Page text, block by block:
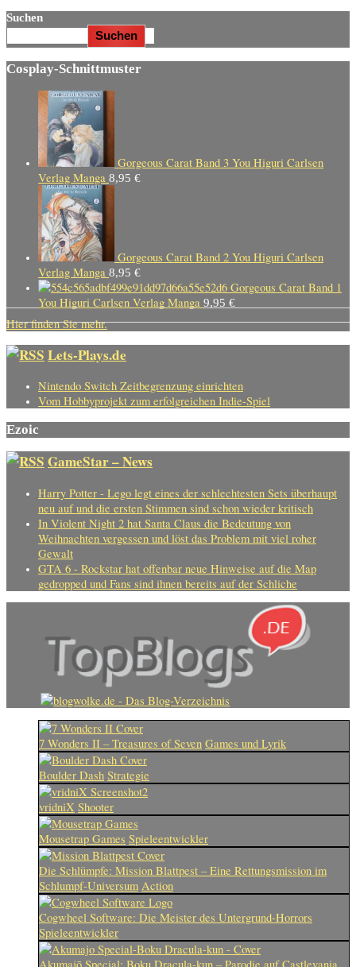
Suchen
Suchen
Cosplay-Schnittmuster
Gorgeous Carat Band 3 You Higuri Carlsen
Verlag Manga 8,95 €
Gorgeous Carat Band 2 You Higuri Carlsen
Verlag Manga 8,95 €
Gorgeous Carat Band 1
You Higuri Carlsen Verlag Manga 9,95 €
Hier finden Sie mehr.
Lets-Plays.de
Nintendo Switch Zeitbegrenzung einrichten
Vom Hobbyprojekt zum erfolgreichen Indie-Spiel
Ezoic
GameStar – News
Harry Potter - Lego legt eines der schlechtesten Sets überhaupt
neu auf und die ersten Stimmen sind schon wieder kritisch
In Violent Night 2 hat Santa Claus die Bedeutung von
Weihnachten vergessen und löst das Problem mit viel roher
Gewalt
GTA 6 - Rockstar hat offenbar neue Hinweise auf die Map
gedropped und Fans sind ihnen bereits auf der Schliche
7 Wonders II – Treasures of Seven Games und Lyrik
Boulder Dash Strategie
vridniX Shooter
Mousetrap Games Spieleentwickler
Die Schlümpfe: Mission Blattpest – Eine Rettungsmission im
Schlumpf-Universum Action
Cogwheel Software: Die Meister des Untergrund-Horrors
Spieleentwickler